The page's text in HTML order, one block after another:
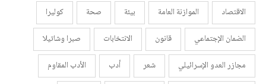
الاقتصاد
الموازنة العامة بيئة صحة
كوليرا
الضمان الإجتماعي
قانون الانتخابات
صبرا وشاتيلا
مجازر العدو الإسرائيلي
شعر أدب
الأدب المقاوم